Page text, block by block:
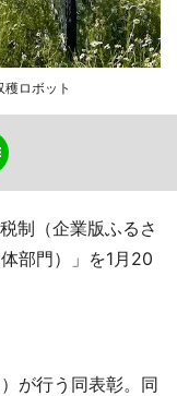
ロボット
制（企業版ふるさ
部門）」を1月20
が行う同表彰。同